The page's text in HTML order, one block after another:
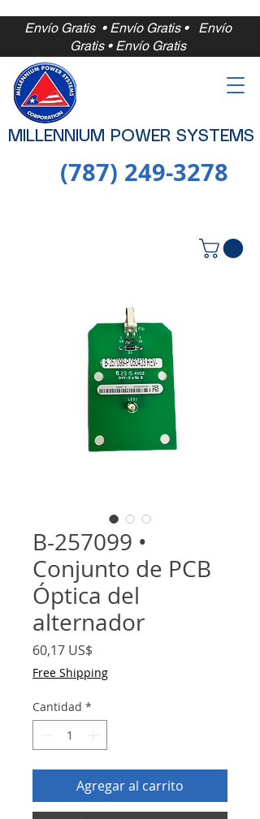
MILLENNIUM POWER SYSTEMS
(787) 249-3278
Envío Gratis • Envío Gratis •
Envío
Gratis • Envío Gratis
B-257099 •
Conjunto de PCB
Óptica del
alternador
60,17 US$
Free Shipping
Cantidad *
Agregar al carrito